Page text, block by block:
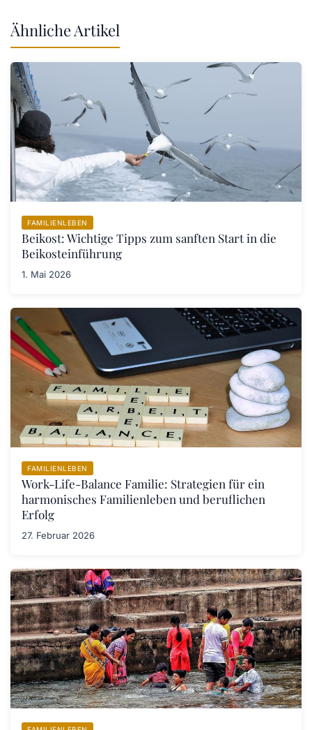
Ähnliche Artikel
FAMILIENLEBEN
Beikost: Wichtige Tipps zum sanften Start in die
Beikosteinführung
1. Mai 2026
FAMILIENLEBEN
Work-Life-Balance Familie: Strategien für ein
harmonisches Familienleben und beruflichen
Erfolg
27. Februar 2026